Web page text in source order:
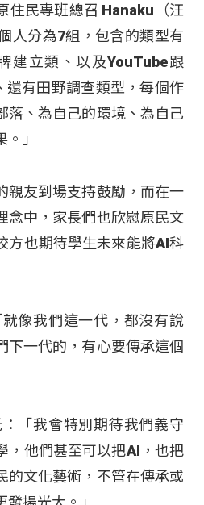
住民專班總召 Hanaku（汪
人分為7組，包含的類型有
建立類、以及YouTube跟
有田野調查類型，每個作
落、為自己的環境、為自己
」
親友到場支持鼓勵，而在一
念中，家長們也欣慰原民文
方也期待學生未來能將AI科
像我們這一代，都沒有說
下一代的，有心要傳承這個
「我會特別期待我們義守
，他們甚至可以把AI，也把
的文化藝術，不管在傳承或